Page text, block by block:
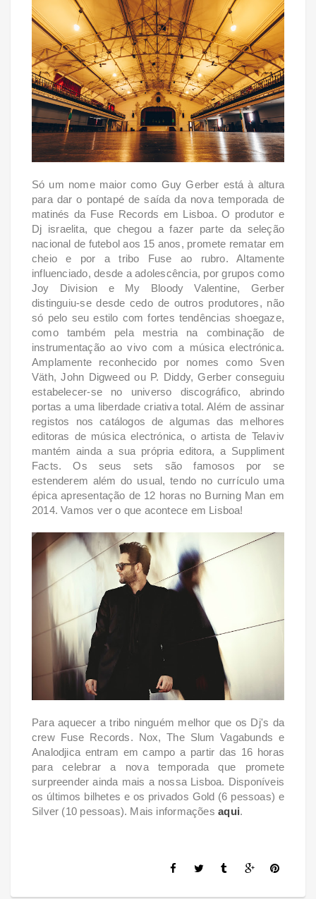
Só um nome maior como Guy Gerber está à altura
para dar o pontapé de saída da nova temporada de
matinés da Fuse Records em Lisboa. O produtor e
Dj israelita, que chegou a fazer parte da seleção
nacional de futebol aos 15 anos, promete rematar em
cheio e por a tribo Fuse ao rubro. Altamente
influenciado, desde a adolescência, por grupos como
Joy Division e My Bloody Valentine, Gerber
distinguiu-se desde cedo de outros produtores, não
só pelo seu estilo com fortes tendências shoegaze,
como também pela mestria na combinação de
instrumentação ao vivo com a música electrónica.
Amplamente reconhecido por nomes como Sven
Väth, John Digweed ou P. Diddy, Gerber conseguiu
estabelecer-se no universo discográfico, abrindo
portas a uma liberdade criativa total. Além de assinar
registos nos catálogos de algumas das melhores
editoras de música electrónica, o artista de Telaviv
mantém ainda a sua própria editora, a Suppliment
Facts. Os seus sets são famosos por se
estenderem além do usual, tendo no currículo uma
épica apresentação de 12 horas no Burning Man em
2014. Vamos ver o que acontece em Lisboa!
Para aquecer a tribo ninguém melhor que os Dj's da
crew Fuse Records. Nox, The Slum Vagabunds e
Analodjica entram em campo a partir das 16 horas
para celebrar a nova temporada que promete
surpreender ainda mais a nossa Lisboa. Disponíveis
os últimos bilhetes e os privados Gold (6 pessoas) e
Silver (10 pessoas). Mais informações aqui.